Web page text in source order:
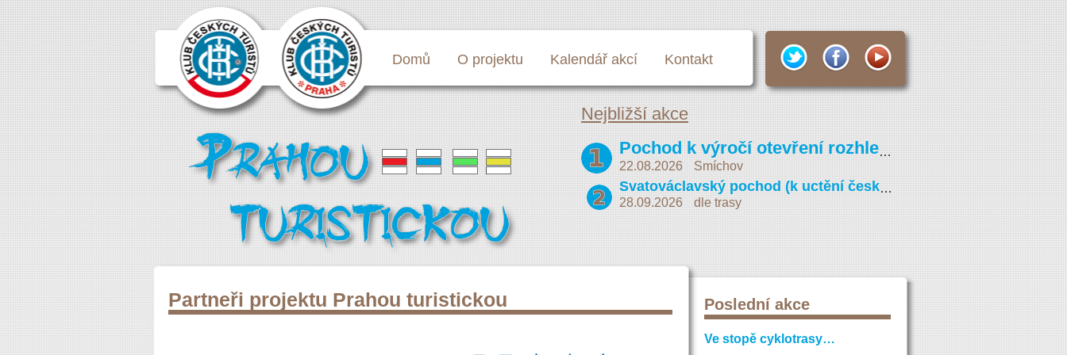
Domů O projektu Kalendář akcí Kontakt
Nejbližší akce
Pochod k výročí otevření rozhledny na Petříně (Vojta Náprstek 2026)
22.08.2026
Smíchov
Svatováclavský pochod (k uctění české státnosti)
28.09.2026
dle trasy
Partneři projektu Prahou turistickou Poslední akce
Ve stopě cyklotrasy…